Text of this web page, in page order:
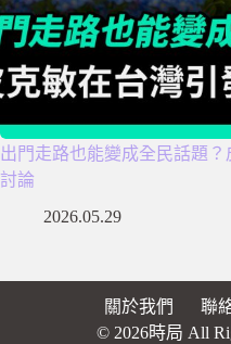
出門走路也能變成全民話題
討論
2026.05.29
關於我們 聯
© 2026時局 All